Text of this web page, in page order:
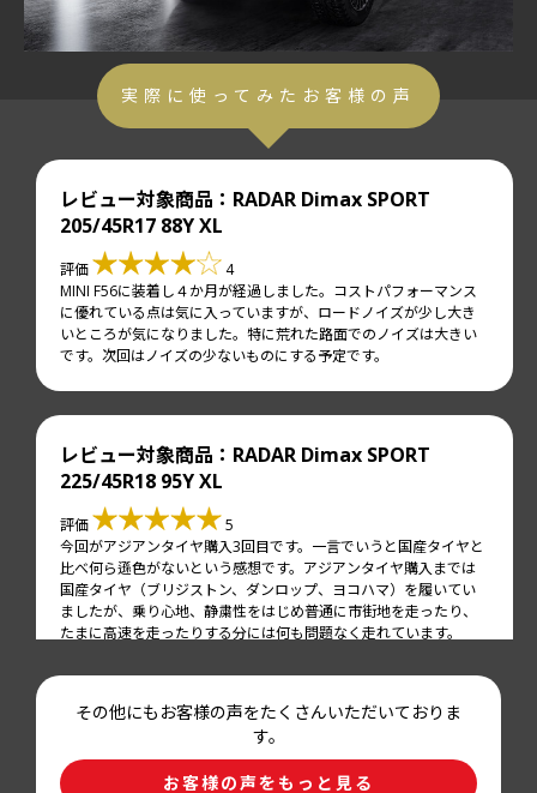
実際に使ってみたお客様の声
レビュー対象商品：RADAR Dimax SPORT
205/45R17 88Y XL
評価
4
MINI F56に装着し４か月が経過しました。コストパフォーマンス
に優れている点は気に入っていますが、ロードノイズが少し大き
いところが気になりました。特に荒れた路面でのノイズは大きい
です。次回はノイズの少ないものにする予定です。
レビュー対象商品：RADAR Dimax SPORT
225/45R18 95Y XL
評価
5
今回がアジアンタイヤ購入3回目です。一言でいうと国産タイヤと
比べ何ら遜色がないという感想です。アジアンタイヤ購入までは
国産タイヤ（ブリジストン、ダンロップ、ヨコハマ）を履いてい
ましたが、乗り心地、静粛性をはじめ普通に市街地を走ったり、
たまに高速を走ったりする分には何も問題なく走れています。
レビュー対象商品：RADAR Dimax SPORT
225/40R18 92Y XL
その他にもお客様の声をたくさんいただいておりま
す。
お客様の声をもっと見る